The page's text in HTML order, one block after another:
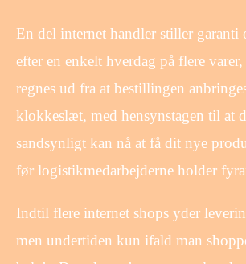
En del internet handler stiller garanti
efter en enkelt hverdag på flere
regnes ud fra at bestillingen
klokkeslæt, med hensynstagen til at
sandsynligt kan nå at få dit nye
før logistikmedarbejderne holder
Indtil flere internet shops yder
men undertiden kun ifald man